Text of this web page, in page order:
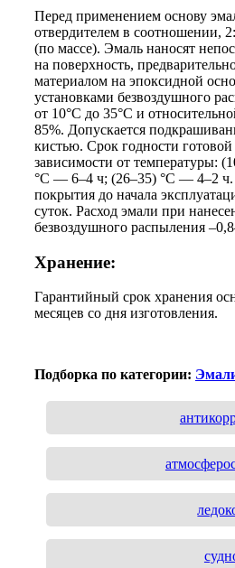
Перед применением основу
отвердителем в соотношении,
(по массе). Эмаль наносят
на поверхность,
материалом на эпоксидной
установками безвоздушного
от 10°C до 35°C и
85%. Допускается
кистью. Срок годности
зависимости от температуры:
°C — 6–4 ч; (26–35) °C — 4–2
покрытия до начала
суток. Расход эмали при
безвоздушного распыления
Xранение:
Гарантийный срок хранения
месяцев со дня изготовления.
Подборка по категории: